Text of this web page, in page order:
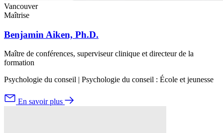
Vancouver
Maîtrise
Benjamin Aiken, Ph.D.
Maître de conférences, superviseur clinique et directeur de la
formation
Psychologie du conseil | Psychologie du conseil : École et jeunesse
En savoir plus